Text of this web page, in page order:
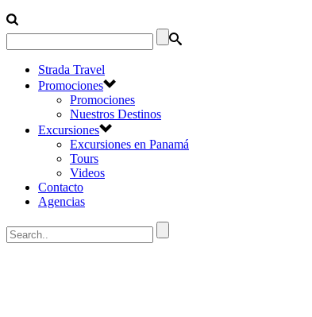
Strada Travel
Promociones
Promociones
Nuestros Destinos
Excursiones
Excursiones en Panamá
Tours
Videos
Contacto
Agencias